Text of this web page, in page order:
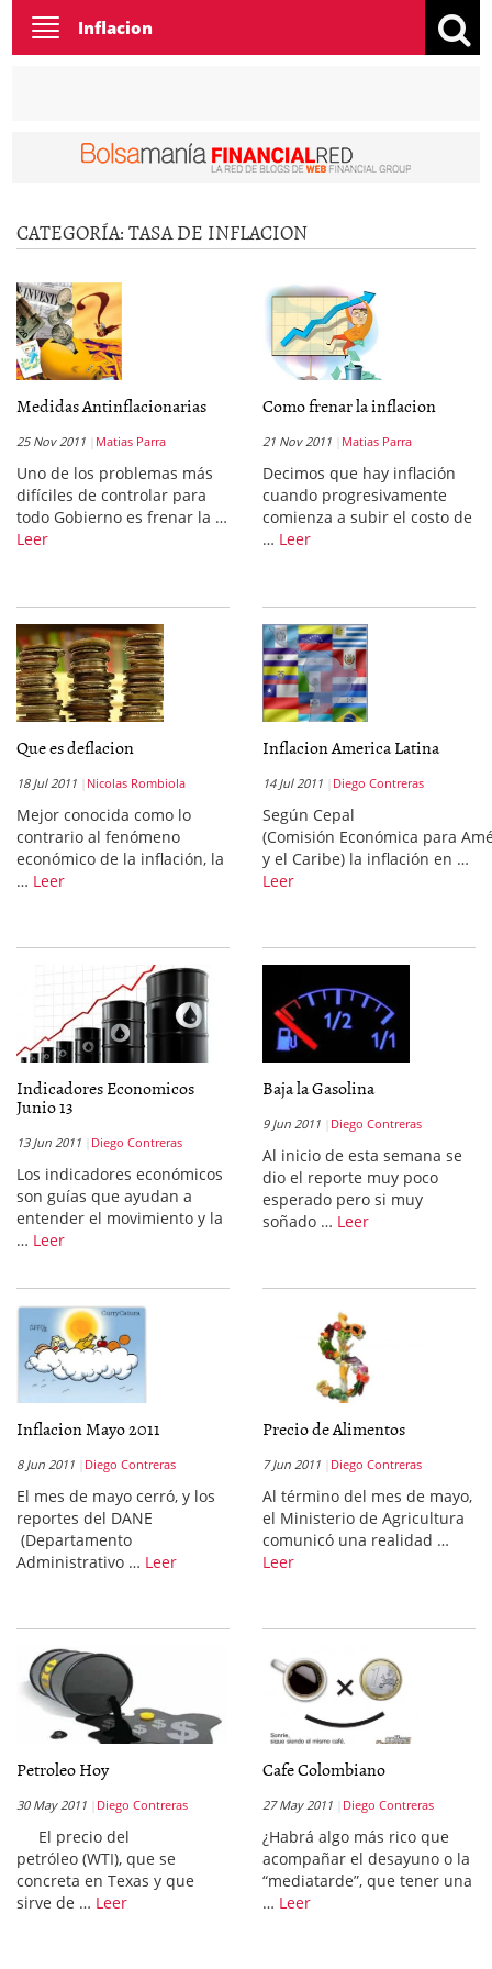
Toggle
navigation
Inflacion
CATEGORÍA:TASA DE INFLACION
Medidas Antinflacionarias
25 Nov 2011 Matias Parra
Uno de los problemas más
difíciles de controlar para
todo Gobierno es frenar la …
Leer
Como frenar la inflacion
21 Nov 2011 Matias Parra
Decimos que hay inflación
cuando progresivamente
comienza a subir el costo de
… Leer
Que es deflacion
18 Jul 2011 Nicolas Rombiola
Mejor conocida como lo
contrario al fenómeno
económico de la inflación, la
… Leer
Inflacion America Latina
14 Jul 2011 Diego Contreras
Según Cepal
(Comisión Económica para
y el Caribe) la inflación en …
Leer
Indicadores Economicos
Junio 13
13 Jun 2011 Diego Contreras
Los indicadores económicos
son guías que ayudan a
entender el movimiento y la
… Leer
Baja la Gasolina
9 Jun 2011 Diego Contreras
Al inicio de esta semana se
dio el reporte muy poco
esperado pero si muy
soñado … Leer
Inflacion Mayo 2011
8 Jun 2011 Diego Contreras
El mes de mayo cerró, y los
reportes del DANE
(Departamento
Administrativo … Leer
Precio de Alimentos
7 Jun 2011 Diego Contreras
Al término del mes de mayo,
el Ministerio de Agricultura
comunicó una realidad …
Leer
Petroleo Hoy
30 May 2011 Diego Contreras
El precio del
petróleo (WTI), que se
concreta en Texas y que
sirve de … Leer
Cafe Colombiano
27 May 2011 Diego Contreras
¿Habrá algo más rico que
acompañar el desayuno o la
“mediatarde”, que tener una
… Leer